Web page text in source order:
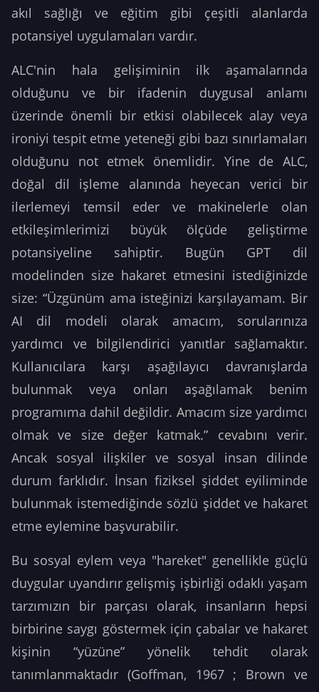
akıl sağlığı ve eğitim gibi çeşitli alanlarda
potansiyel uygulamaları vardır.
ALC'nin hala gelişiminin ilk aşamalarında
olduğunu ve bir ifadenin duygusal anlamı
üzerinde önemli bir etkisi olabilecek alay veya
ironiyi tespit etme yeteneği gibi bazı sınırlamaları
olduğunu not etmek önemlidir. Yine de ALC,
doğal dil işleme alanında heyecan verici bir
ilerlemeyi temsil eder ve makinelerle olan
etkileşimlerimizi büyük ölçüde geliştirme
potansiyeline sahiptir. Bugün GPT dil
modelinden size hakaret etmesini istediğinizde
size: “Üzgünüm ama isteğinizi karşılayamam. Bir
AI dil modeli olarak amacım, sorularınıza
yardımcı ve bilgilendirici yanıtlar sağlamaktır.
Kullanıcılara karşı aşağılayıcı davranışlarda
bulunmak veya onları aşağılamak benim
programıma dahil değildir. Amacım size yardımcı
olmak ve size değer katmak.” cevabını verir.
Ancak sosyal ilişkiler ve sosyal insan dilinde
durum farklıdır. İnsan fiziksel şiddet eyiliminde
bulunmak istemediğinde sözlü şiddet ve hakaret
etme eylemine başvurabilir.
Bu sosyal eylem veya "hareket" genellikle güçlü
duygular uyandırır gelişmiş işbirliği odaklı yaşam
tarzımızın bir parçası olarak, insanların hepsi
birbirine saygı göstermek için çabalar ve hakaret
kişinin “yüzüne” yönelik tehdit olarak
tanımlanmaktadır (Goffman, 1967 ; Brown ve